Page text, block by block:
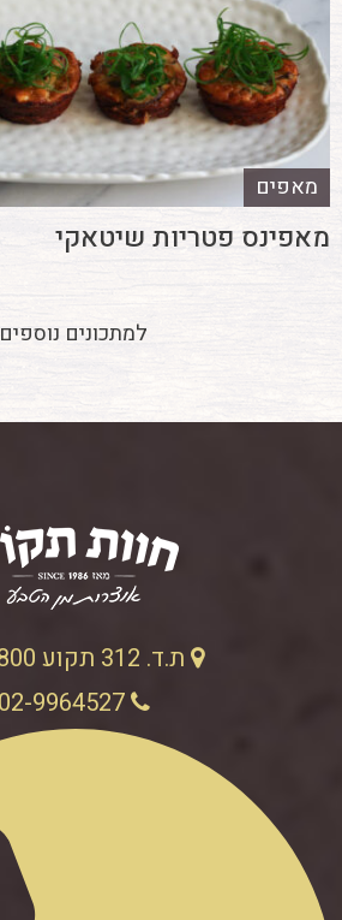
מאפים
מאפינס פטריות שיטאקי
למתכונים נוספים
ת.ד. 312 תקוע 9090800
02-9964527